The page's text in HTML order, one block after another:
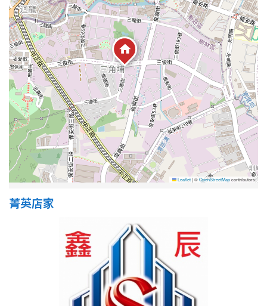
台東縣
花蓮縣
金門連江
樓層
不拘
地下室
1樓 2樓
3樓 4樓
5~10樓 11~20樓
21樓以上
~ 樓
3房
Leaflet|©OpenStreetMapcontributors
菁英店家